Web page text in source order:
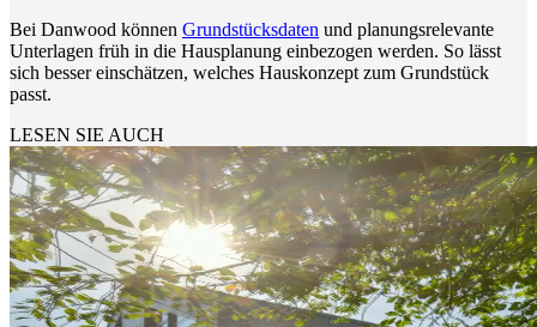
Bei Danwood können Grundstücksdaten und planungsrelevante
Unterlagen früh in die Hausplanung einbezogen werden. So lässt
sich besser einschätzen, welches Hauskonzept zum Grundstück
passt.
LESEN SIE AUCH